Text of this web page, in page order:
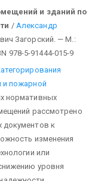
и зданий по
/ Александр
Загорский. — М.:
978-5-91444-015-9
и пожарной
нормативных
рассмотрено
документов к
изменения
или
уровня